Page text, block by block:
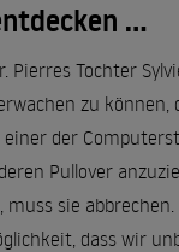
...
Pierres Tochter
zu
der
Pullover
sie
dass wir